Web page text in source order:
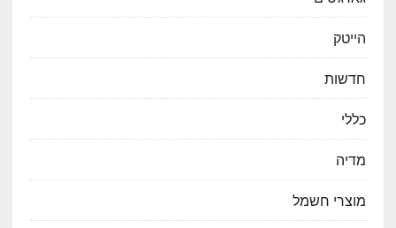
הייטק
חדשות
כללי
מדיה
מוצרי חשמל